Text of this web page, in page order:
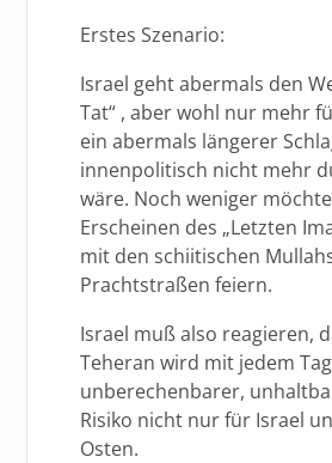
Erstes Szenario:
Israel geht abermals den
Tat“ , aber wohl nur mehr
ein abermals längerer
innenpolitisch nicht mehr
wäre. Noch weniger
Erscheinen des „Letzten
mit den schiitischen
Prachtstraßen feiern.
Israel muß also reagieren,
Teheran wird mit jedem
unberechenbarer,
Risiko nicht nur für Israel
Osten.